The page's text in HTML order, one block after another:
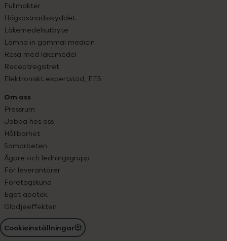
Fullmakter
Högkostnadsskyddet
Läkemedelsutbyte
Lämna in gammal medicin
Resa med läkemedel
Receptregistret
Elektroniskt expertstöd, EES
Om oss
Pressrum
Jobba hos oss
Hållbarhet
Samarbeten
Ägare och ledningsgrupp
För leverantörer
Företagskund
Eget apotek
Glädjeeffekten
Cookieinställningar